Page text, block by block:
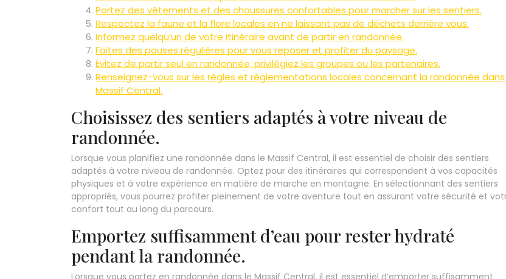
Portez des vêtements et des chaussures confortables pour marcher sur les sentiers.
Respectez la faune et la flore locales en ne laissant pas de déchets derrière vous.
Informez quelqu’un de votre itinéraire avant de partir en randonnée.
Faites des pauses régulières pour vous reposer et profiter du paysage.
Évitez de partir seul en randonnée, privilégiez les groupes ou les partenaires.
Renseignez-vous sur les règles et réglementations locales concernant la randonnée dans
Massif Central.
Choisissez des sentiers adaptés à votre niveau de
randonnée.
Lorsque vous planifiez une randonnée dans le Massif Central, il est essentiel de choisir des sentiers
adaptés à votre niveau de randonnée. Optez pour des itinéraires qui correspondent à vos capacités
physiques et à votre expérience en matière de marche en montagne. En sélectionnant des sentiers
appropriés, vous pourrez profiter pleinement de votre aventure tout en assurant votre sécurité et
confort tout au long du parcours.
Emportez suffisamment d’eau pour rester hydraté
pendant la randonnée.